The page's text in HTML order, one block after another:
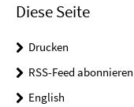
Diese Seite
Drucken
RSS-Feed abonnieren
English